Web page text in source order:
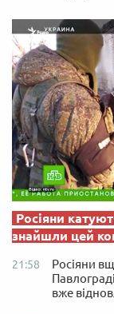
Росіяни
знайшли цей
21:58
Росіяни
вже